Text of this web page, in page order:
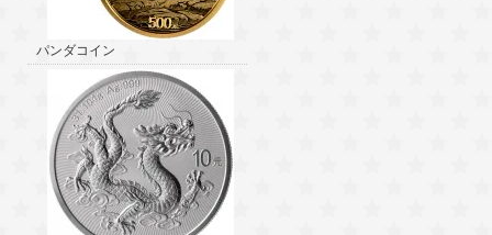
パンダコイン